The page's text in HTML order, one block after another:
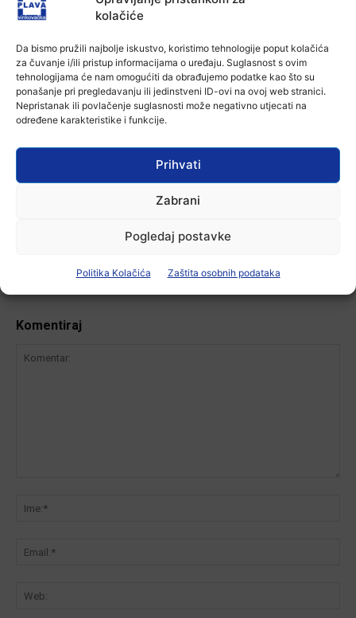
kolačiće
Da bismo pružili najbolje iskustvo, koristimo tehnologije poput kolačića
za čuvanje i/ili pristup informacijama o uređaju. Suglasnost s ovim
tehnologijama će nam omogućiti da obrađujemo podatke kao što su
ponašanje pri pregledavanju ili jedinstveni ID-ovi na ovoj web stranici.
Nepristanak ili povlačenje suglasnosti može negativno utjecati na
određene karakteristike i funkcije.
Prihvati
Zabrani
Pogledaj postavke
Politika Kolačića Zaštita osobnih podataka
U Županji održana Ljetna škola magije
7 kolovoza, 2026
Aktualno
plovidba na Dunavu
6 kolovoza, 2026
-Marketing-
Komentiraj